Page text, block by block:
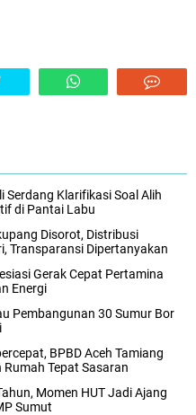
Serdang Klarifikasi Soal Alih
di Pantai Labu
Disorot, Distribusi
Transparansi Dipertanyakan
Gerak Cepat Pertamina
Energi
Pembangunan 30 Sumur Bor
BPBD Aceh Tamiang
Tepat Sasaran
Momen HUT Jadi Ajang
Sumut